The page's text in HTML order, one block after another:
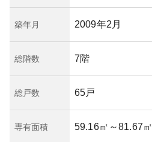
築年月 2009年2月
総階数 7階
総戸数 65戸
専有面積 59.16㎡ ～81.67㎡